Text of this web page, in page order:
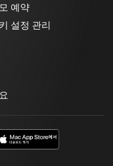
예약
설정 관리